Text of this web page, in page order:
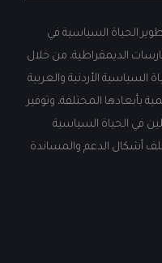
الحياة السياسية في
الديمقراطية، من خلال
السياسية الأردنية والعربية
بأبعادها المختلفة، وتوفير
في الحياة السياسية
أشكال الدعم والمساندة